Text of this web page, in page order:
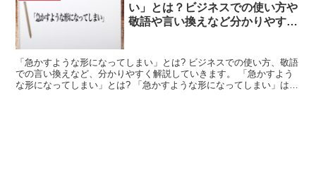
い」とは？ビジネスでの使い方や
敬語や言い換えなど分かりやすく
「急かすような形になってしまい」とは? ビジネスでの使い方、敬語
での言い換えなど、分かりやすく解説していきます。 「急かすよう
な形になってしまい」とは? 「急かすような形になってしまい」は、